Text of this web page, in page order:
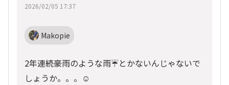
2026/02/05 17:37
Makopie
2年連続豪雨のような雨☔️とかないんじゃないで
しょうか。。。☺️